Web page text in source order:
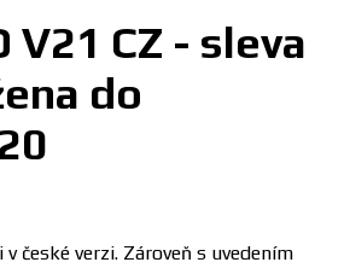
V21 CZ - sleva
do
v české verzi. Zároveň s uvedením